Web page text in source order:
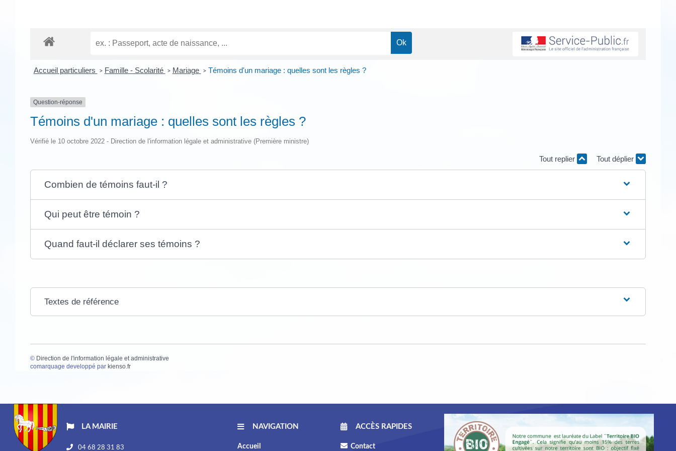
Accueil particuliers > Famille - Scolarité > Mariage > Témoins d'un mariage : quelles sont les règles ?
Question-réponse
Témoins d'un mariage : quelles sont les règles ?
Vérifié le 10 octobre 2022 - Direction de l'information légale et administrative (Première ministre)
Tout replier Tout déplier
Combien de témoins faut-il ?
Qui peut être témoin ?
Quand faut-il déclarer ses témoins ?
Textes de référence
© Direction de l'information légale et administrative
comarquage developpé par kienso.fr
LA MAIRIE
04 68 28 31 83
NAVIGATION
Accueil
ACCÈS RAPIDES
Contact